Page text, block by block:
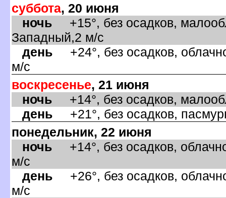
суббота, 20 июня
ночь +15°, без осадков,
Западный,2 м/с
день +24°, без осадков,
м/с
оскресенье, 21 июня
ночь +14°, без осадков,
день +21°, без осадков,
понедельник, 22 июня
ночь +14°, без осадков,
м/с
день +26°, без осадков,
м/с